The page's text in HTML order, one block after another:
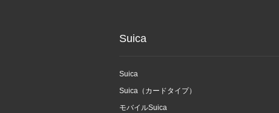
Suica
Suica
Suica（カードタイプ）
モバイルSuica